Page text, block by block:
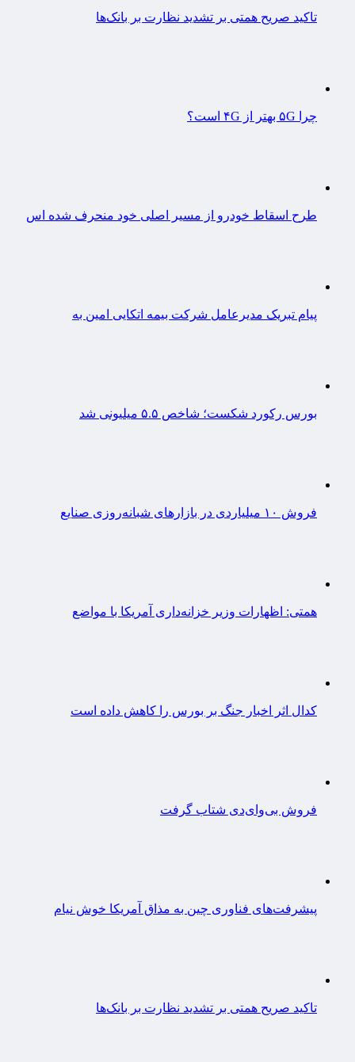
تاکید صریح همتی بر تشدید نظارت بر بانک‌ها
چرا ۵G بهتر از ۴G است؟
طرح اسقاط خودرو از مسیر اصلی خود منحرف شده اس
پیام تبریک مدیرعامل شرکت بیمه اتکایی امین به
بورس رکورد شکست؛ شاخص ۵.۵ میلیونی شد
فروش ۱۰ میلیاردی در بازارهای شبانه‌روزی صنایع
همتی: اظهارات وزیر خزانه‌داری آمریکا با مواضع
کدال اثر اخبار جنگ بر بورس را کاهش داده است
فروش بی‌وای‌دی شتاب گرفت
پیشرفت‌های فناوری چین به مذاق آمریکا خوش نیام
تاکید صریح همتی بر تشدید نظارت بر بانک‌ها